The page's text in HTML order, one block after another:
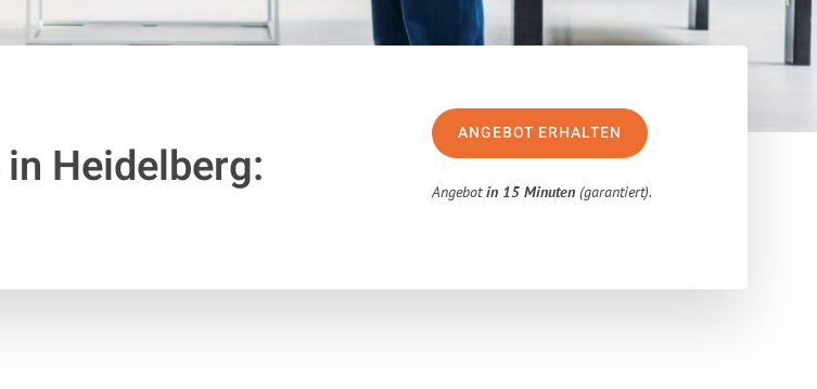
in Heidelberg:
ANGEBOT ERHALTEN
Angebotin 15 Minuten (garantiert).